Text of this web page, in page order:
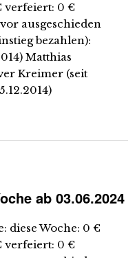
verfeiert: 0 €
ausgeschieden
bezahlen):
Matthias
Kreimer (seit
ab 03.06.2024
diese Woche: 0 €
verfeiert: 0 €